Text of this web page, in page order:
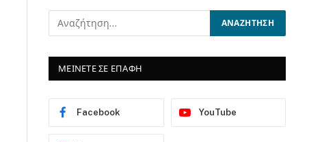
ΜΕΙΝΕΤΕ ΣΕ ΕΠΑΦΗ
Facebook YouTube